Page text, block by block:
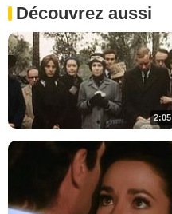
Découvrez aussi
2:05